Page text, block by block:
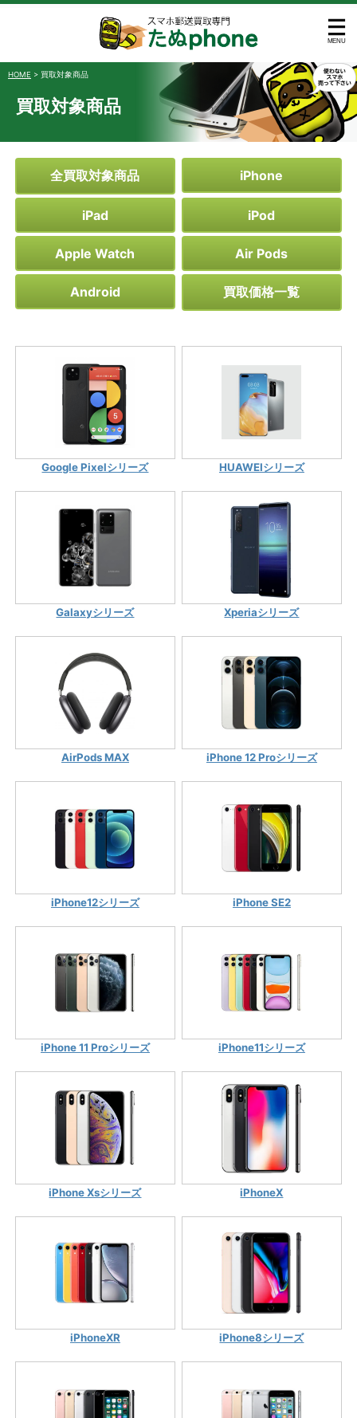
HOME > 買取対象商品
買取対象商品
全買取対象商品 iPhone
iPad iPod
Apple Watch Air Pods
Android 買取価格一覧
Google Pixelシリーズ HUAWEIシリーズ
Galaxyシリーズ Xperiaシリーズ
AirPods MAX iPhone 12 Proシリーズ
iPhone12シリーズ iPhone SE2
iPhone 11 Proシリーズ iPhone11シリーズ
iPhone Xsシリーズ iPhoneX
iPhoneXR iPhone8シリーズ